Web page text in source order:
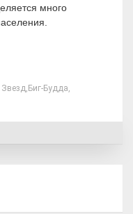
много
, Биг-Будда,